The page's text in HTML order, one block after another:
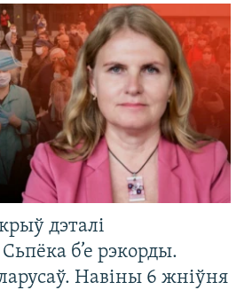
дэталі
б’е рэкорды.
Навіны 6 жніўня